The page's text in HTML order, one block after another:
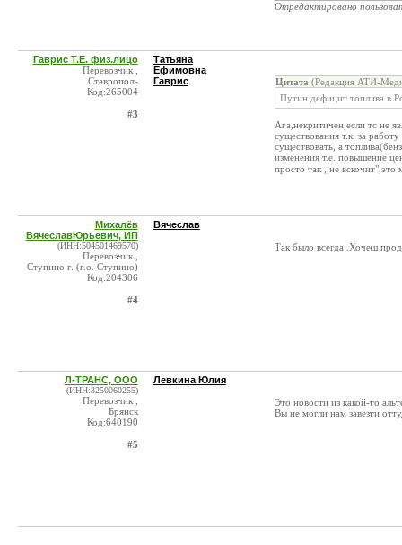
Отредактировано
Гаврис Т.Е. физ.лицо
Перевозчик ,
Ставрополь
Код:265004
#3
Татьяна
Ефимовна
Гаврис
Цитата (Редакция АТИ-
Путин дефицит топлива в
Ага,некритичен,если тс не
существования т.к. за
существовать, а
изменения т.е. повышение
просто так ,,не
Михалёв
ВячеславЮрьевич, ИП
(ИНН:504501469570)
Перевозчик ,
Ступино г. (г.о. Ступино)
Код:204306
#4
Вячеслав
Так было всегда .Хочеш
Л-ТРАНС, ООО
(ИНН:3250060255)
Перевозчик ,
Брянск
Код:640190
#5
Левкина Юлия
Это новости из какой-то
Вы не могли нам завезти